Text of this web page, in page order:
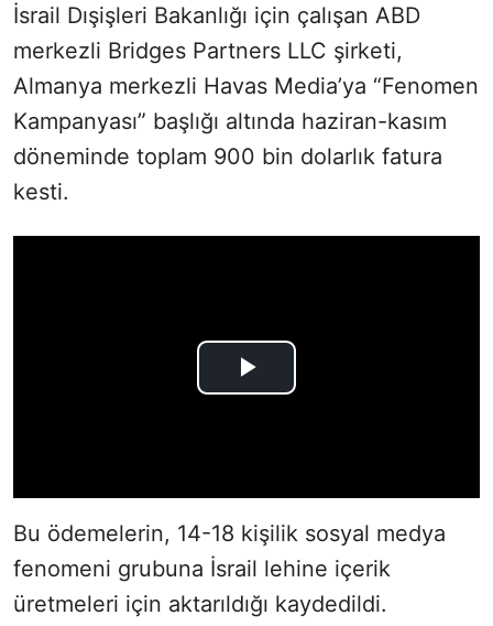
İsrail Dışişleri Bakanlığı için çalışan ABD
merkezli Bridges Partners LLC şirketi,
Almanya merkezli Havas Media’ya “Fenomen
Kampanyası” başlığı altında haziran-kasım
döneminde toplam 900 bin dolarlık fatura
kesti.
Bu ödemelerin, 14-18 kişilik sosyal medya
fenomeni grubuna İsrail lehine içerik
üretmeleri için aktarıldığı kaydedildi.